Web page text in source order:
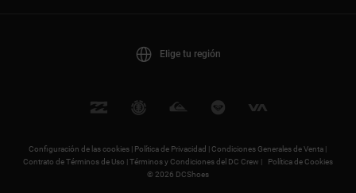
Elige tu región
Configuración de las cookies | Política de Privacidad |Condiciones Generales de Venta |
Contrato de Términos de Uso |Términos y Condiciones del DC Crew |
Política de Cookies
© 2026 DCShoes